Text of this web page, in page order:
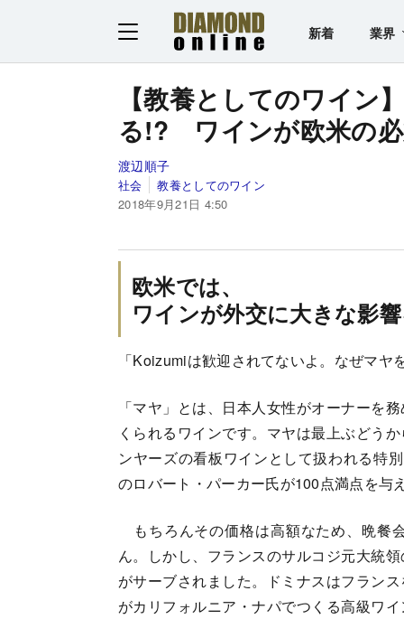
新着 業界
【教養としてのワイン
る!? ワインが欧米の
渡辺順子
社会
教養としてのワイン
2018年9月21日 4:50
欧米では、
ワインが外交に大きな影
「Koizumiは歓迎されてないよ。なぜマヤ
「マヤ」とは、日本人女性がオーナーを
くられるワインです。マヤは最上ぶどう
ンヤーズの看板ワインとして扱われる特
のロバート・パーカー氏が100点満点を与
もちろんその価格は高額なため、晩餐
ん。しかし、フランスのサルコジ元大統
がサーブされました。ドミナスはフラン
がカリフォルニア・ナパでつくる高級ワ